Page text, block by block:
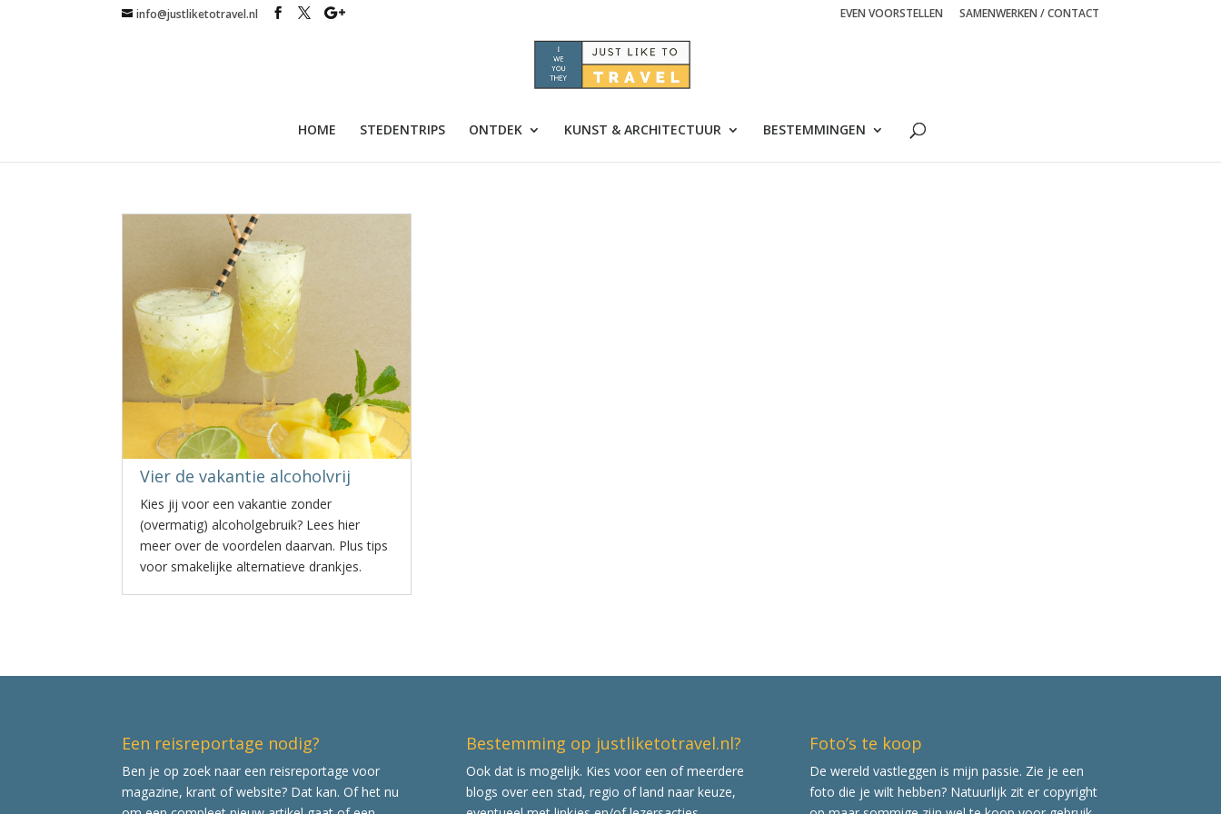
info@justliketotravel.nl EVEN VOORSTELLEN SAMENWERKEN / CONTACT
HOME STEDENTRIPS ONTDEK KUNST & ARCHITECTUUR BESTEMMINGEN
Vier de vakantie alcoholvrij
Kies jij voor een vakantie zonder
(overmatig) alcoholgebruik? Lees hier
meer over de voordelen daarvan. Plus tips
voor smakelijke alternatieve drankjes.
Een reisreportage nodig?
Ben je op zoek naar een reisreportage voor
magazine, krant of website? Dat kan. Of het nu
Bestemming op justliketotravel.nl?
Ook dat is mogelijk. Kies voor een of meerdere
blogs over een stad, regio of land naar keuze,
Foto’s te koop
De wereld vastleggen is mijn passie. Zie je een
foto die je wilt hebben? Natuurlijk zit er copyright